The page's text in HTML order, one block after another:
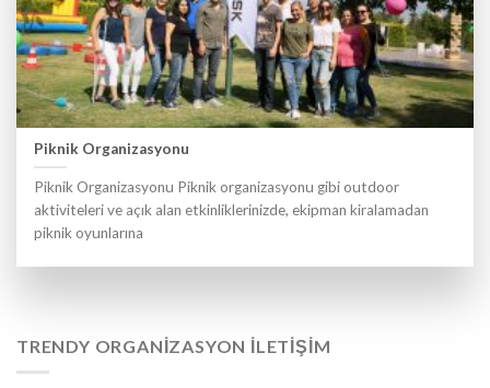
Piknik Organizasyonu
Piknik Organizasyonu Piknik organizasyonu gibi outdoor
aktiviteleri ve açık alan etkinliklerinizde, ekipman kiralamadan
piknik oyunlarına
TRENDY ORGANIZASYON İLETIŞIM